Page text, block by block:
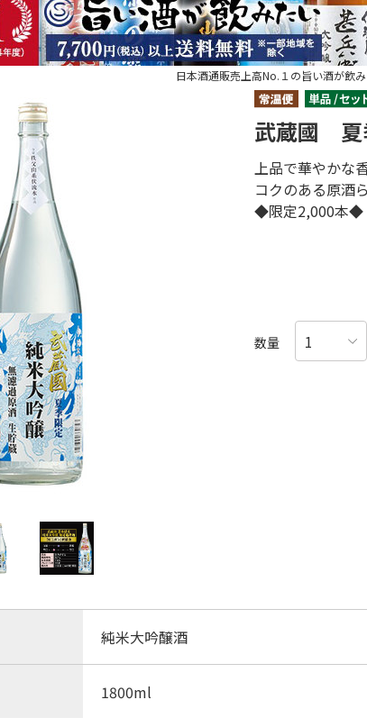
日本酒通販売上高No.１の旨い酒が飲
武蔵國 夏
上品で華やかな
コクのある原酒
◆限定2,000本◆
数量
純米大吟醸酒
1800ml